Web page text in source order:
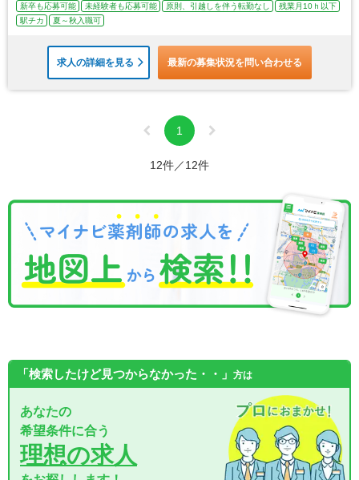
新卒も応募可能 未経験者も応募可能 原則、引越しを伴う転勤なし
残業月10ｈ以下
駅チカ
夏～秋入職可
求人の詳細を見る 最新の募集状況を問い合わせる
1
12件／12件
「検索したけど見つからなかった・・」 方は
あなたの
希望条件に合う
理想の求人